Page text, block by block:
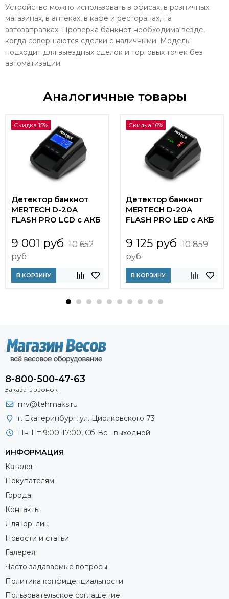
Устройство можно использовать в офисах, в розничных
магазинах, в аптеках, в кафе и ресторанах, на
автозаправках. Проверка банкнот необходима везде,
когда совершаются сделки с наличными. Модель
подходит для выездных сделок и торговых точек без
автоматизации.
Аналогичные товары
Скидка 15%
Детектор банкнот
MERTECH D-20A
FLASH PRO LСD с АКБ
9 001 руб 10 652
руб
В КОРЗИНУ
Скидка 16%
Детектор банкнот
MERTECH D-20A
FLASH PRO LED с АКБ
9 125 руб 10 859
руб
В КОРЗИНУ
8-800-500-47-63
Заказать звонок
mv@tehmaks.ru
г. Екатеринбург, ул. Циолковского 73
Пн-Пт 9:00-17:00, Сб-Вс - выходной
ИНФОРМАЦИЯ
Каталог
Покупателям
Города
Контакты
Для юр. лиц
Новости и статьи
Галерея
Часто задаваемые вопросы
Политика конфиденциальности
Пользовательское соглашение